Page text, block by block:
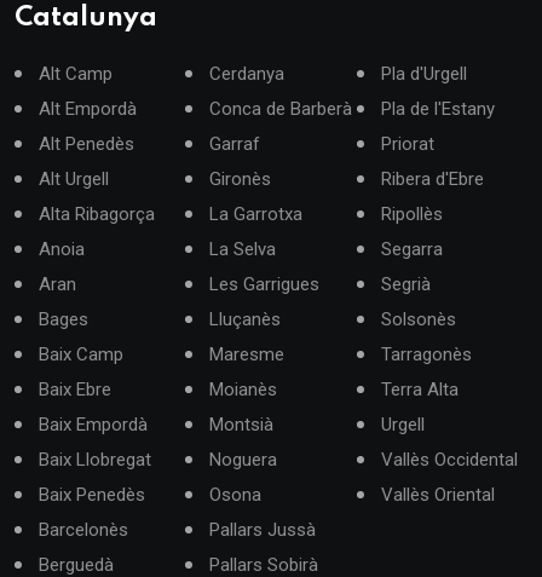
Catalunya
Alt Camp
Alt Empordà
Alt Penedès
Alt Urgell
Alta Ribagorça
Anoia
Aran
Bages
Baix Camp
Baix Ebre
Baix Empordà
Baix Llobregat
Baix Penedès
Barcelonès
Berguedà
Cerdanya
Conca de Barberà
Garraf
Gironès
La Garrotxa
La Selva
Les Garrigues
Lluçanès
Maresme
Moianès
Montsià
Noguera
Osona
Pallars Jussà
Pallars Sobirà
Pla d'Urgell
Pla de l'Estany
Priorat
Ribera d'Ebre
Ripollès
Segarra
Segrià
Solsonès
Tarragonès
Terra Alta
Urgell
Vallès Occidental
Vallès Oriental